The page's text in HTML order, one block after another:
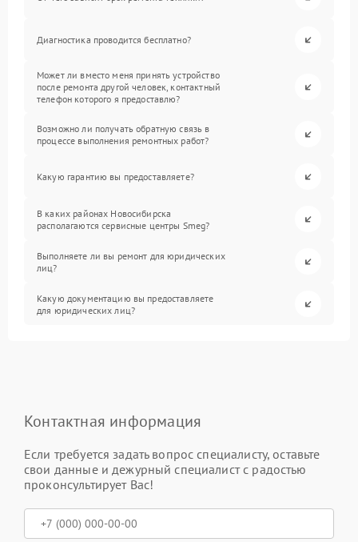
Диагностика проводится бесплатно?
Может ли вместо меня принять устройство
после ремонта другой человек, контактный
телефон которого я предоставлю?
Возможно ли получать обратную связь в
процессе выполнения ремонтных работ?
Какую гарантию вы предоставляете?
В каких районах Новосибирска
располагаются сервисные центры Smeg?
Выполняете ли вы ремонт для юридических
лиц?
Какую документацию вы предоставляете
для юридических лиц?
Контактная информация
Если требуется задать вопрос специалисту, оставьте
свои данные и дежурный специалист с радостью
проконсультирует Вас!